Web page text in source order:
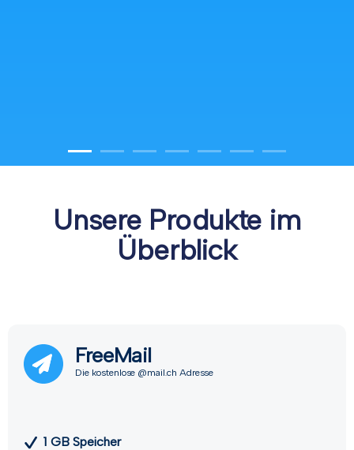
Unsere Produkte im
Überblick
FreeMail
Die kostenlose @mail.ch Adresse
1 GB Speicher